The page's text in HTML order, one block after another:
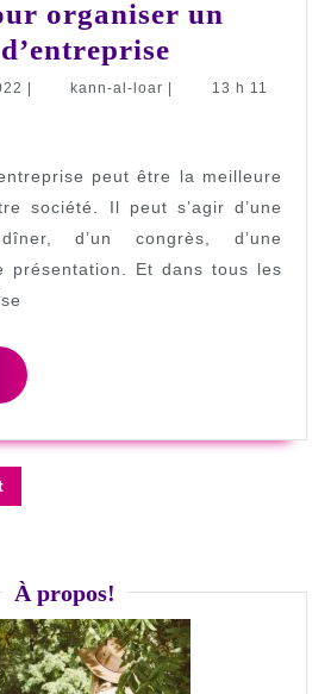
organiser un
pour
évènement
19
| kann-al-loar kann-
|
13 h 11
peut être la meilleure
société. Il peut s’agir d’une
d’un congrès, d’une
présentation. Et dans tous les
LIRE
LA
À propos!